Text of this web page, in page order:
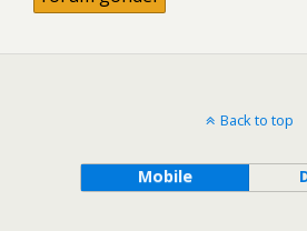
Back to top
Mobile